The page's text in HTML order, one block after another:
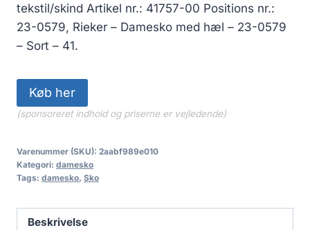
tekstil/skind Artikel nr.: 41757-00 Positions nr.:
23-0579, Rieker – Damesko med hæl – 23-0579
– Sort – 41.
Køb her
(sponsoreret indhold og priserne er vejledende)
Varenummer (SKU): 2aabf989e010
Kategori: damesko
Tags: damesko, Sko
Beskrivelse